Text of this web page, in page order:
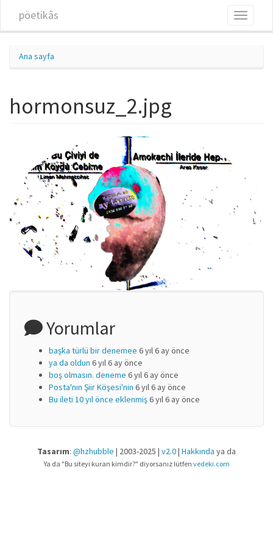
pöetikâs
Toggle
Ana sayfa
hormonsuz_2.jpg
Yorumlar
başka türlü bir denemee 6 yıl 6 ay önce
ya da oldun 6 yıl 6 ay önce
boş olmasın. deneme 6 yıl 6 ay önce
Posta'nın Şiir Köşesi'nin 6 yıl 6 ay önce
Bu ileti 10 yıl önce eklenmiş6 yıl 6 ay önce
Tasarım: @hzhubble | 2003-2025 | v2.0| Hakkında ya da
Ya da "Bu siteyi kuran kimdir?" diyorsanız lütfen vedeki.com